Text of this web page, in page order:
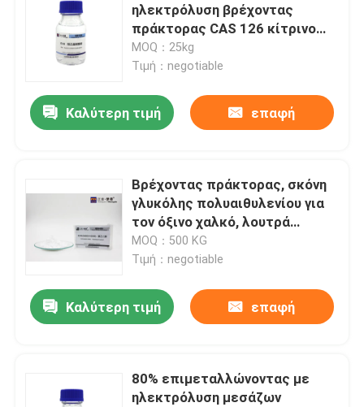
ηλεκτρόλυση βρέχοντας
πράκτορας CAS 126 κίτρινο
υγρό 92 1 C8H17NaO4S
MOQ：25kg
Τιμή：negotiable
Καλύτερη τιμή επαφή
Βρέχοντας πράκτορας, σκόνη
γλυκόλης πολυαιθυλενίου για
τον όξινο χαλκό, λουτρά
χαλκού
MOQ：500 KG
Τιμή：negotiable
Καλύτερη τιμή επαφή
80% επιμεταλλώνοντας με
ηλεκτρόλυση μεσάζων